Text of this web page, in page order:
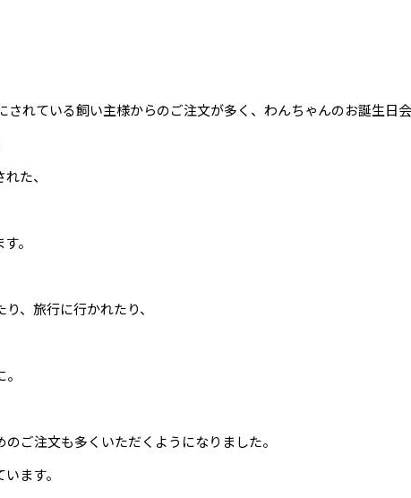
れている飼い主様からのご注文が多く、わんちゃんのお誕生日
た、
。
、旅行に行かれたり、
ご注文も多くいただくようになりました。
ます。